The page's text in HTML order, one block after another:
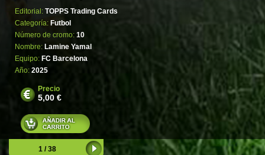
Editorial: TOPPS Trading Cards
Categoría: Futbol
Número de cromo: 10
Nombre: Lamine Yamal
Equipo: FC Barcelona
Año: 2025
Precio
5,00 €
1 / 38